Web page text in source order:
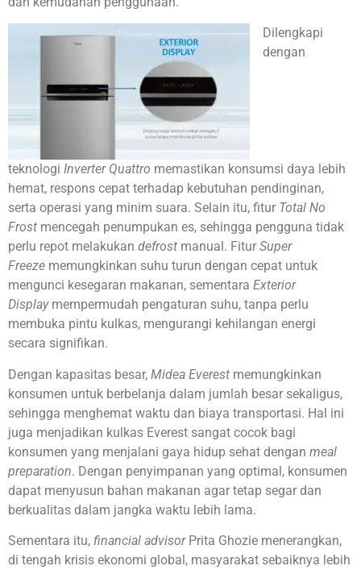
Dilengkapi
dengan
teknologi Inverter Quattro memastikan konsumsi daya lebih
hemat, respons cepat terhadap kebutuhan pendinginan,
serta operasi yang minim suara. Selain itu, fitur Total No
Frost mencegah penumpukan es, sehingga pengguna tidak
perlu repot melakukan defrost manual. Fitur Super
Freeze memungkinkan suhu turun dengan cepat untuk
mengunci kesegaran makanan, sementara Exterior
Displaymempermudah pengaturan suhu, tanpa perlu
membuka pintu kulkas, mengurangi kehilangan energi
secara signifikan.
Dengan kapasitas besar, Midea Everest memungkinkan
konsumen untuk berbelanja dalam jumlah besar sekaligus,
sehingga menghemat waktu dan biaya transportasi. Hal ini
juga menjadikan kulkas Everest sangat cocok bagi
konsumen yang menjalani gaya hidup sehat dengan meal
preparation. Dengan penyimpanan yang optimal, konsumen
dapat menyusun bahan makanan agar tetap segar dan
berkualitas dalam jangka waktu lebih lama.
Sementara itu, financial advisorPrita Ghozie menerangkan,
di tengah krisis ekonomi global, masyarakat sebaiknya lebih